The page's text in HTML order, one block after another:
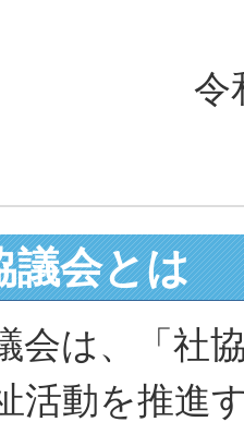
令
議会とは
会は、「社
活動を推進